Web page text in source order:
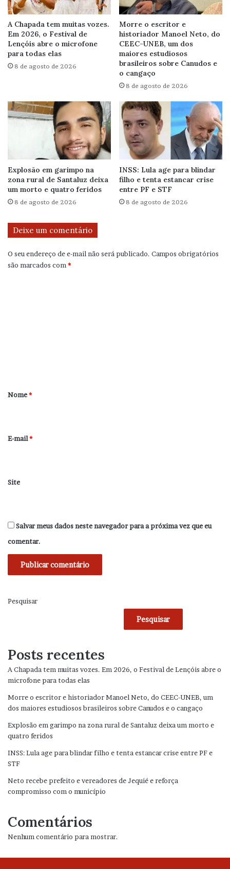
A Chapada tem muitas vozes.
Em 2026, o Festival de
Lençóis abre o microfone
para todas elas
8 de agosto de 2026
Morre o escritor e
historiador Manoel Neto, do
CEEC-UNEB, um dos
maiores estudiosos
brasileiros sobre Canudos e
o cangaço
8 de agosto de 2026
Explosão em garimpo na
zona rural de Santaluz deixa
um morto e quatro feridos
8 de agosto de 2026
INSS: Lula age para blindar
filho e tenta estancar crise
entre PF e STF
8 de agosto de 2026
Deixe um comentário
O seu endereço de e-mail não será publicado. Campos obrigatórios
são marcados com *
r
*
Nome*
E-mail*
Site
Salvar meus dados neste navegador para a próxima vez que eu
comentar.
Pesquisar
Pesquisar
Posts recentes
A Chapada tem muitas vozes. Em 2026, o Festival de Lençóis abre o
microfone para todas elas
Morre o escritor e historiador Manoel Neto, do CEEC-UNEB, um
dos maiores estudiosos brasileiros sobre Canudos e o cangaço
Explosão em garimpo na zona rural de Santaluz deixa um morto e
quatro feridos
INSS: Lula age para blindar filho e tenta estancar crise entre PF e
STF
Neto recebe prefeito e vereadores de Jequié e reforça
compromisso com o município
Comentários
Nenhum comentário para mostrar.